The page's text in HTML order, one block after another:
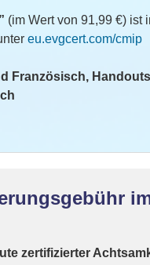
(im Wert von 91,99 €) ist
eu.evgcert.com/cmip
Französisch,
zertifizierter